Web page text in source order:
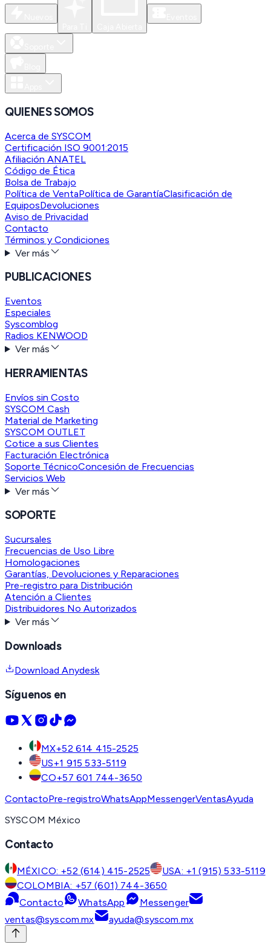
QUIENES SOMOS
Acerca de SYSCOM
Certificación ISO 9001:2015
Afiliación ANATEL
Código de Ética
Bolsa de Trabajo
Política de VentaPolítica de GarantíaClasificación de
EquiposDevoluciones
Aviso de Privacidad
Contacto
Términos y Condiciones
Ver más
PUBLICACIONES
Eventos
Especiales
Syscomblog
Radios KENWOOD
Ver más
HERRAMIENTAS
Envíos sin Costo
SYSCOM Cash
Material de Marketing
SYSCOM OUTLET
Cotice a sus Clientes
Facturación Electrónica
Soporte TécnicoConcesión de Frecuencias
Servicios Web
Ver más
SOPORTE
Sucursales
Frecuencias de Uso Libre
Homologaciones
Garantías, Devoluciones y Reparaciones
Pre-registro para Distribución
Atención a Clientes
Distribuidores No Autorizados
Ver más
Downloads
Download Anydesk
Síguenos en
MX+52 614 415-2525
US+1 915 533-5119
CO+57 601 744-3650
ContactoPre-registroWhatsAppMessengerVentasAyuda
SYSCOM México
Contacto
MÉXICO: +52 (614) 415-2525
USA: +1 (915) 533-5119
COLOMBIA: +57 (601) 744-3650
Contacto
WhatsApp
Messenger
ventas@syscom.mx
ayuda@syscom.mx